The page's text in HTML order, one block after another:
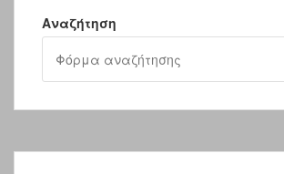
Αναζήτηση